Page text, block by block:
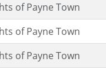
of Payne Town
of Payne Town
of Payne Town